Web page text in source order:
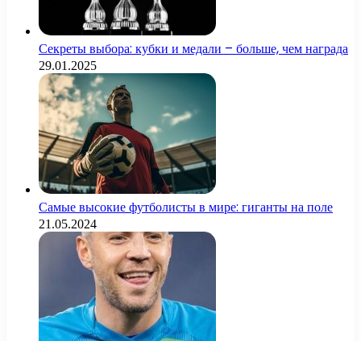
Секреты выбора: кубки и медали – больше, чем награда
29.01.2025
Самые высокие футболисты в мире: гиганты на поле
21.05.2024